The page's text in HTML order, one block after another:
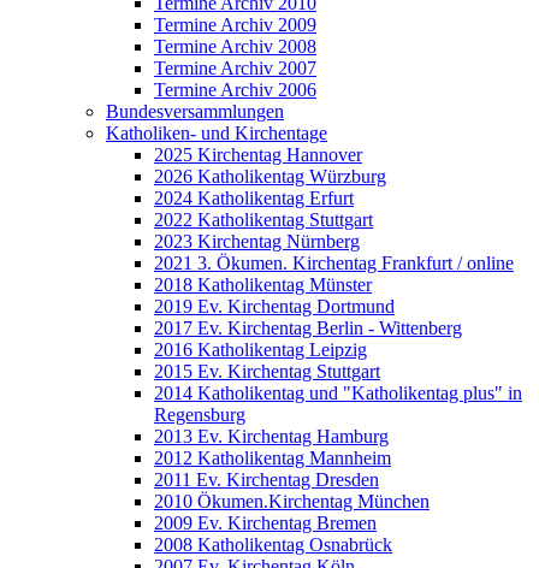
Termine Archiv 2009
Termine Archiv 2008
Termine Archiv 2007
Termine Archiv 2006
Bundesversammlungen
Katholiken- und Kirchentage
2025 Kirchentag Hannover
2026 Katholikentag Würzburg
2024 Katholikentag Erfurt
2022 Katholikentag Stuttgart
2023 Kirchentag Nürnberg
2021 3. Ökumen. Kirchentag Frankfurt / online
2018 Katholikentag Münster
2019 Ev. Kirchentag Dortmund
2017 Ev. Kirchentag Berlin - Wittenberg
2016 Katholikentag Leipzig
2015 Ev. Kirchentag Stuttgart
2014 Katholikentag und "Katholikentag plus" in
Regensburg
2013 Ev. Kirchentag Hamburg
2012 Katholikentag Mannheim
2011 Ev. Kirchentag Dresden
2010 Ökumen.Kirchentag München
2009 Ev. Kirchentag Bremen
2008 Katholikentag Osnabrück